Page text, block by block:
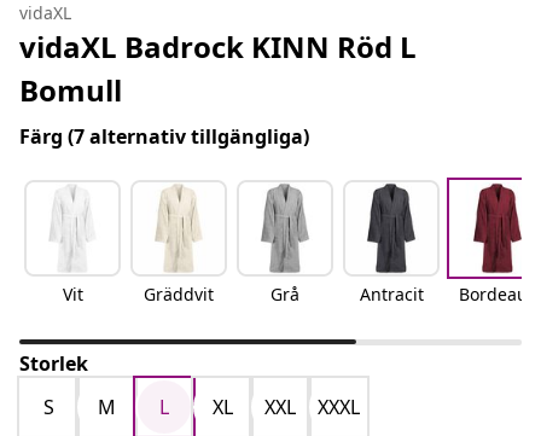
vidaXL
vidaXL Badrock KINN Röd L
Bomull
Färg (7 alternativ tillgängliga)
Vit Gräddvit Grå Antracit Bordeaux
Storlek
S
M L XL XXL
XXXL